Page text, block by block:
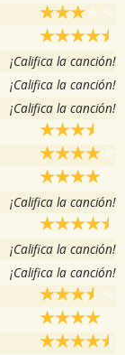
¡Califica la canción!
¡Califica la canción!
¡Califica la canción!
¡Califica la canción!
¡Califica la canción!
¡Califica la canción!